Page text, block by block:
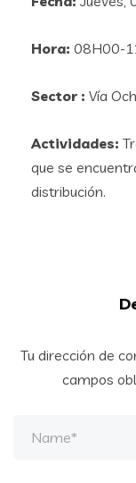
Hora: 08H00-
Sector : Vía
Actividades:
que se
distribución.
Tu dirección de
campos